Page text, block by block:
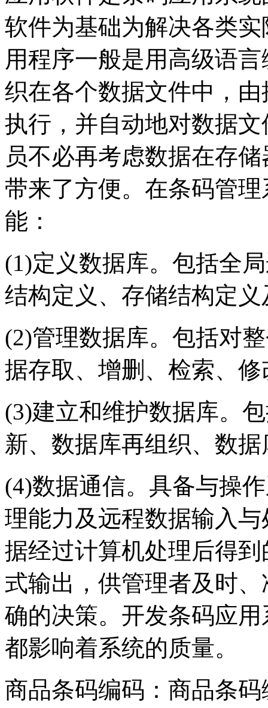
软件为基础为解决各类
用程序一般是用高级语
织在各个数据文件中，
执行，并自动地对数据
员不必再考虑数据在存
带来了方便。在条码管
能：
(1)定义数据库。包括全
结构定义、存储结构定
(2)管理数据库。包括对
据存取、增删、检索、
(3)建立和维护数据库。
新、数据库再组织、数
(4)数据通信。具备与操
理能力及远程数据输入
据经过计算机处理后得
式输出，供管理者及时
确的决策。开发条码应
都影响着系统的质量。
商品条码编码：商品条